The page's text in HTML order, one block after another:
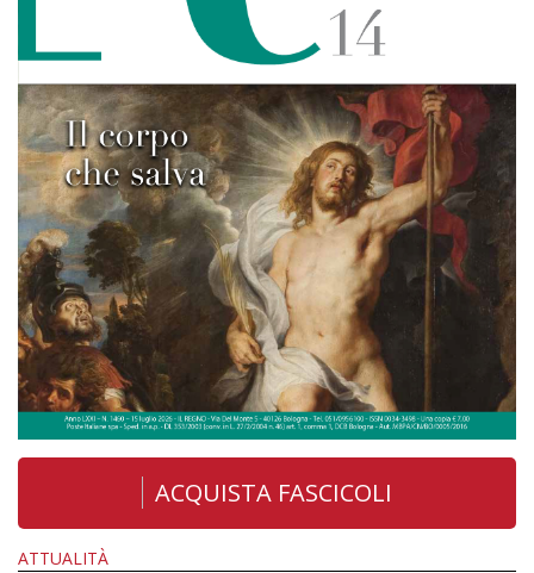
ACQUISTA FASCICOLI
ATTUALITÀ